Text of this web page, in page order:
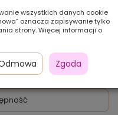
Ilość szt.:
1 200,00 zł
wszystkich danych cookie
oznacza zapisywanie tylko
strony. Więcej informacji o
Zgoda